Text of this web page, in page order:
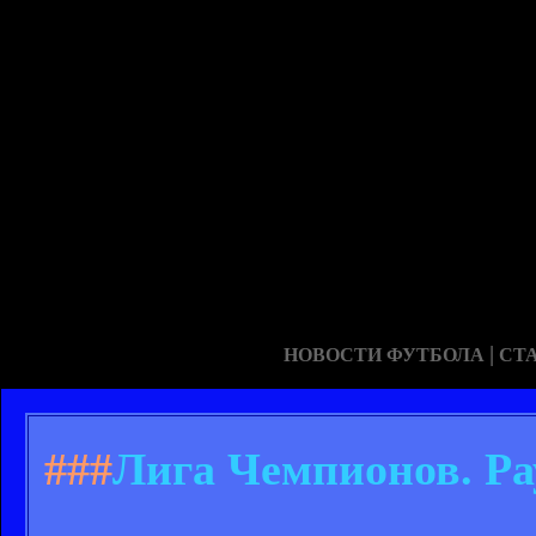
НОВОСТИ ФУТБОЛА |
###Лига Чемпионов.